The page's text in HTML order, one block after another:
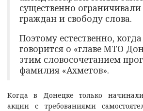
существенно ограничивали
граждан и свободу слова.
Поэтому естественно,
говорится о «главе МТО
этим словосочетанием
фамилия «Ахметов».
Когда в Донецке только
акции с требованиями